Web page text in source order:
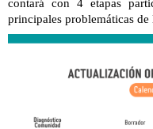
contará con 4 etapas
principales problemáticas